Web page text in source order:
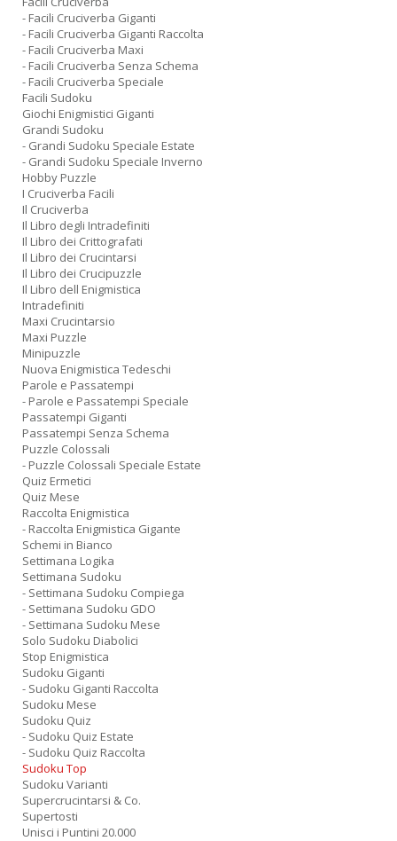
- Facili Cruciverba Giganti
- Facili Cruciverba Giganti Raccolta
- Facili Cruciverba Maxi
- Facili Cruciverba Senza Schema
- Facili Cruciverba Speciale
Facili Sudoku
Giochi Enigmistici Giganti
Grandi Sudoku
- Grandi Sudoku Speciale Estate
- Grandi Sudoku Speciale Inverno
Hobby Puzzle
I Cruciverba Facili
Il Cruciverba
Il Libro degli Intradefiniti
Il Libro dei Crittografati
Il Libro dei Crucintarsi
Il Libro dei Crucipuzzle
Il Libro dell Enigmistica
Intradefiniti
Maxi Crucintarsio
Maxi Puzzle
Minipuzzle
Nuova Enigmistica Tedeschi
Parole e Passatempi
- Parole e Passatempi Speciale
Passatempi Giganti
Passatempi Senza Schema
Puzzle Colossali
- Puzzle Colossali Speciale Estate
Quiz Ermetici
Quiz Mese
Raccolta Enigmistica
- Raccolta Enigmistica Gigante
Schemi in Bianco
Settimana Logika
Settimana Sudoku
- Settimana Sudoku Compiega
- Settimana Sudoku GDO
- Settimana Sudoku Mese
Solo Sudoku Diabolici
Stop Enigmistica
Sudoku Giganti
- Sudoku Giganti Raccolta
Sudoku Mese
Sudoku Quiz
- Sudoku Quiz Estate
- Sudoku Quiz Raccolta
Sudoku Top
Sudoku Varianti
Supercrucintarsi & Co.
Supertosti
Unisci i Puntini 20.000